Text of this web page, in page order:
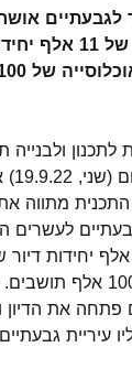
כוללת תוספת
לתכנון
מתווה
לעשרים
תוספת של 11 אלף
אוכלוסייה של 100
פתחה את
עיריית גבעתיים